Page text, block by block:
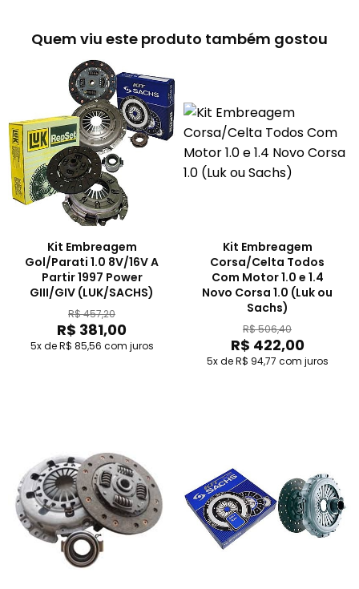
Quem viu este produto também gostou
Kit Embreagem
Gol/Parati 1.0 8V/16V A
Partir 1997 Power
GIII/GIV (LUK/SACHS)
R$ 457,20
R$ 381,00
5x de R$ 85,56 com juros
Kit Embreagem
Corsa/Celta Todos
Com Motor 1.0 e 1.4
Novo Corsa 1.0 (Luk ou
Sachs)
R$ 506,40
R$ 422,00
5x de R$ 94,77 com juros